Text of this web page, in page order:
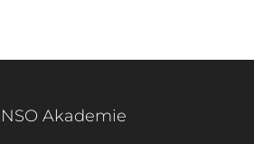
Akademie